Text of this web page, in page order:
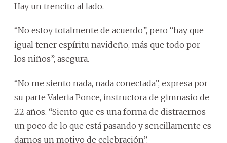
Hay un trencito al lado.
“No estoy totalmente de acuerdo”, pero “hay que
igual tener espíritu navideño, más que todo por
los niños”, asegura.
“No me siento nada, nada conectada”, expresa por
su parte Valeria Ponce, instructora de gimnasio de
22 años. “Siento que es una forma de distraernos
un poco de lo que está pasando y sencillamente es
darnos un motivo de celebración”.